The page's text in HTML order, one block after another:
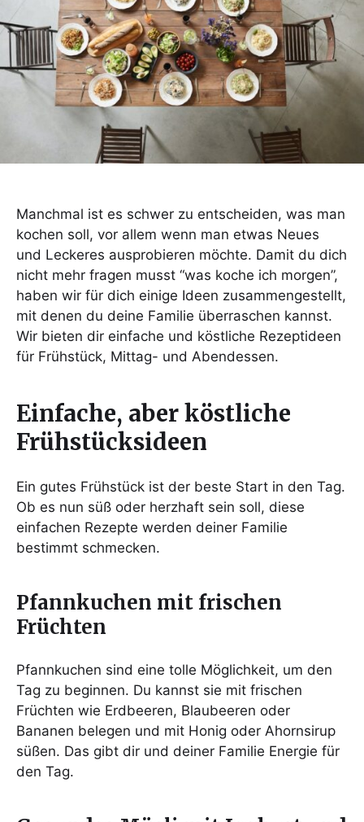
Manchmal ist es schwer zu entscheiden, was man
kochen soll, vor allem wenn man etwas Neues
und Leckeres ausprobieren möchte. Damit du dich
nicht mehr fragen musst “was koche ich morgen”,
haben wir für dich einige Ideen zusammengestellt,
mit denen du deine Familie überraschen kannst.
Wir bieten dir einfache und köstliche Rezeptideen
für Frühstück, Mittag- und Abendessen.
Einfache, aber köstliche
Frühstücksideen
Ein gutes Frühstück ist der beste Start in den Tag.
Ob es nun süß oder herzhaft sein soll, diese
einfachen Rezepte werden deiner Familie
bestimmt schmecken.
Pfannkuchen mit frischen
Früchten
Pfannkuchen sind eine tolle Möglichkeit, um den
Tag zu beginnen. Du kannst sie mit frischen
Früchten wie Erdbeeren, Blaubeeren oder
Bananen belegen und mit Honig oder Ahornsirup
süßen. Das gibt dir und deiner Familie Energie für
den Tag.